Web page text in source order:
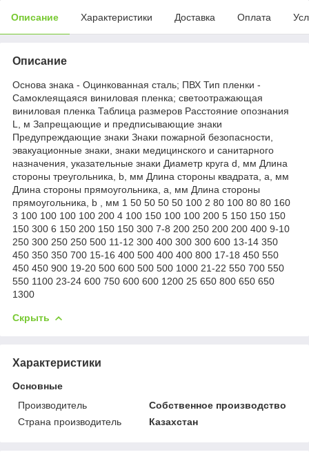
Описание Характеристики Доставка Оплата
Описание
Основа знака - Оцинкованная сталь; ПВХ Тип пленки -
Самоклеящаяся виниловая пленка; светоотражающая
виниловая пленка Таблица размеров Расстояние опознания
L, м Запрещающие и предписывающие знаки
Предупреждающие знаки Знаки пожарной безопасности,
эвакуационные знаки, знаки медицинского и санитарного
назначения, указательные знаки Диаметр круга d, мм Длина
стороны треугольника, b, мм Длина стороны квадрата, а, мм
Длина стороны прямоугольника, а, мм Длина стороны
прямоугольника, b , мм 1 50 50 50 50 100 2 80 100 80 80 160
3 100 100 100 100 200 4 100 150 100 100 200 5 150 150 150
150 300 6 150 200 150 150 300 7-8 200 250 200 200 400 9-10
250 300 250 250 500 11-12 300 400 300 300 600 13-14 350
450 350 350 700 15-16 400 500 400 400 800 17-18 450 550
450 450 900 19-20 500 600 500 500 1000 21-22 550 700 550
550 1100 23-24 600 750 600 600 1200 25 650 800 650 650
1300
Скрыть
Характеристики
Основные
Производитель
Собственное производство
Страна производитель
Казахстан